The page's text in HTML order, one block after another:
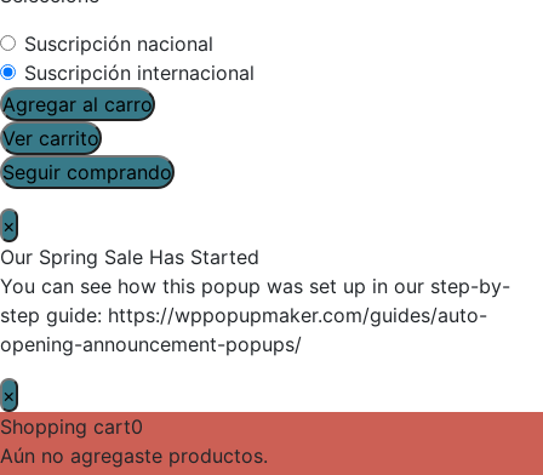
Suscripción nacional
Suscripción internacional
Agregar al carro
Ver carrito
Seguir comprando
×
Our Spring Sale Has Started
You can see how this popup was set up in our step-by-
step guide: https://wppopupmaker.com/guides/auto-
opening-announcement-popups/
×
Shopping cart0
Aún no agregaste productos.